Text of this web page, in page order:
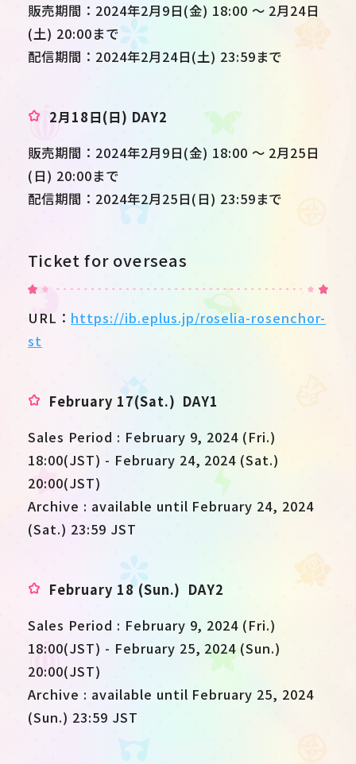
販売期間：2024年2月9日(金) 18:00 ～ 2月24日
(土) 20:00まで
配信期間：2024年2月24日(土) 23:59まで
2月18日(日) DAY2
販売期間：2024年2月9日(金) 18:00 ～ 2月25日
(日) 20:00まで
配信期間：2024年2月25日(日) 23:59まで
Ticket for overseas
URL： https://ib.eplus.jp/roselia-rosenchor-
st
February 17(Sat.) DAY1
Sales Period : February 9, 2024 (Fri.)
18:00(JST) - February 24, 2024 (Sat.)
20:00(JST)
Archive : available until February 24, 2024
(Sat.) 23:59 JST
February 18 (Sun.) DAY2
Sales Period : February 9, 2024 (Fri.)
18:00(JST) - February 25, 2024 (Sun.)
20:00(JST)
Archive : available until February 25, 2024
(Sun.) 23:59 JST